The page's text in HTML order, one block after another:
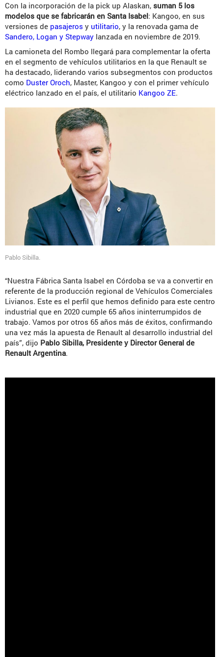
Con la incorporación de la pick up Alaskan, suman 5 los
modelos que se fabricarán en Santa Isabel: Kangoo, en sus
versiones de pasajeros y utilitario, y la renovada gama de
Sandero, Logan y Stepway lanzada en noviembre de 2019.
La camioneta del Rombo llegará para complementar la oferta
en el segmento de vehículos utilitarios en la que Renault se
ha destacado, liderando varios subsegmentos con productos
como Duster Oroch, Master, Kangoo y con el primer vehículo
eléctrico lanzado en el país, el utilitario Kangoo ZE.
Pablo Sibilla.
“Nuestra Fábrica Santa Isabel en Córdoba se va a convertir en
referente de la producción regional de Vehículos Comerciales
Livianos. Este es el perfil que hemos definido para este centro
industrial que en 2020 cumple 65 años ininterrumpidos de
trabajo. Vamos por otros 65 años más de éxitos, confirmando
una vez más la apuesta de Renault al desarrollo industrial del
país”, dijo Pablo Sibilla, Presidente y Director General de
Renault Argentina.